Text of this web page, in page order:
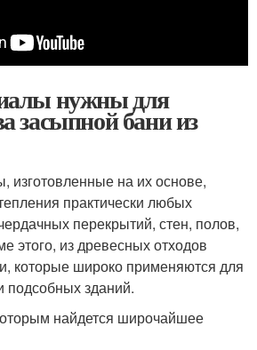
нужны для
засыпной бани из
изготовленные на их основе,
практически любых
перекрытий, стен, полов,
этого, из древесных отходов
которые широко применяются для
подсобных зданий.
найдется широчайшее